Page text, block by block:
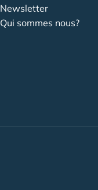
Newsletter
Qui sommes nous?